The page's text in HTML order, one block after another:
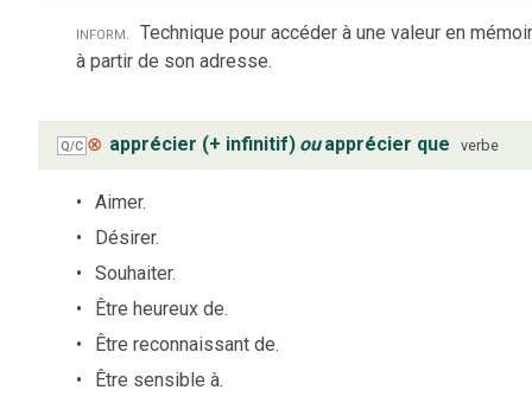
inform. Technique pour accéder à une valeur en
à partir de son adresse.
Q/C ⊗ apprécier (+ infinitif) ou apprécier que verbe
Aimer.
Désirer.
Souhaiter.
Être heureux de.
Être reconnaissant de.
Être sensible à.